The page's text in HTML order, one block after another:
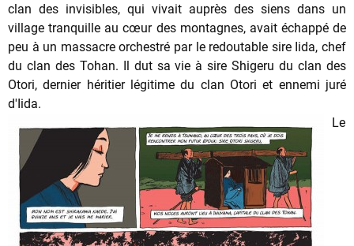
clan des invisibles, qui vivait auprès des siens dans un
village tranquille au cœur des montagnes, avait échappé de
peu à un massacre orchestré par le redoutable sire Iida, chef
du clan des Tohan. Il dut sa vie à sire Shigeru du clan des
Otori, dernier héritier légitime du clan Otori et ennemi juré
d'Iida.
Le